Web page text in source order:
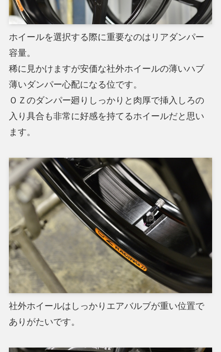
ホイールを選択する際に重要なのはリアダンパー
容量。
稀に見かけますが安価な社外ホイールの薄いハブ
薄いダンパー心配になる位です。
ＯＺのダンパー廻りしっかりと肉厚で挿入しろの
入り具合も非常に好感を持てるホイールだと思い
ます。
社外ホイールはしっかりエアバルブが重い位置で
ありがたいです。